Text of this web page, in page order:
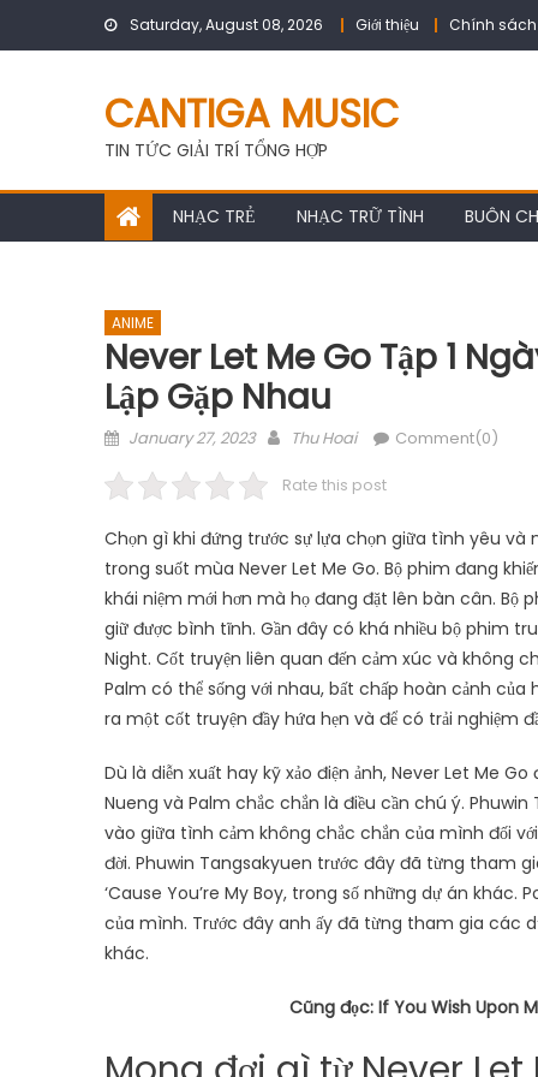
Saturday, August 08, 2026 Giới thiệu Chính sách
CANTIGA MUSIC
TIN TỨC GIẢI TRÍ TỔNG HỢP
NHẠC TRẺ NHẠC TRỮ TÌNH BUÔN
ANIME
Never Let Me Go Tập 1
Lập Gặp Nhau
Posted
January 27, 2023 Author
Thu Hoai Comment(0)
Rate this post
Chọn gì khi đứng trước sự lựa chọn giữa tình yêu và
trong suốt mùa Never Let Me Go. Bộ phim đang
khái niệm mới hơn mà họ đang đặt lên bàn cân. Bộ
giữ được bình tĩnh. Gần đây có khá nhiều bộ phim
Night. Cốt truyện liên quan đến cảm xúc và không
Palm có thể sống với nhau, bất chấp hoàn cảnh
ra một cốt truyện đầy hứa hẹn và để có trải nghiệm
Dù là diễn xuất hay kỹ xảo điện ảnh, Never Let Me
Nueng và Palm chắc chắn là điều cần chú ý.
vào giữa tình cảm không chắc chắn của mình đối
đời. Phuwin Tangsakyuen trước đây đã từng tham
‘Cause You’re My Boy, trong số những dự án
của mình. Trước đây anh ấy đã từng tham gia các
khác.
Cũng đọc: If You Wish Upon